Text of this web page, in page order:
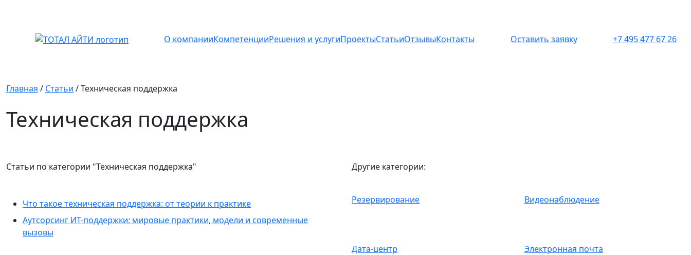
О компанииКомпетенцииРешения и услугиПроектыСтатьиОтзывыКонтакты Оставить заявку +7 495 477 67 26
Главная / Статьи /Техническая поддержка
Техническая поддержка
Статьи по категории "Техническая поддержка"
Что такое техническая поддержка: от теории к практике
Аутсорсинг ИТ-поддержки: мировые практики, модели и современные
вызовы
Другие категории:
Резервирование Видеонаблюдение
Дата-центр Электронная почта